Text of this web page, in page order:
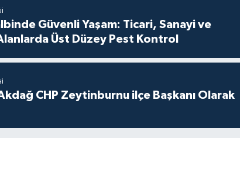
Güvenli Yaşam: Ticari, Sanayi ve
Üst Düzey Pest Kontrol
CHP Zeytinburnu ilçe Başkanı Olarak